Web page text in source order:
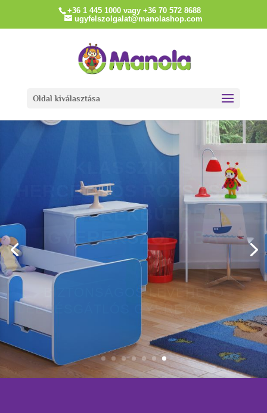
+36 1 445 1000 vagy +36 70 572 8688
ugyfelszolgalat@manolashop.com
Oldal kiválasztása
KLASSZIKUS KÉK
GYEREKBÚTOR
GYEREKSZOBÁBA
BIZTONSÁGOS LEVEHETŐ
LEESÉSGÁTLÓS GYEREKÁGGYAL